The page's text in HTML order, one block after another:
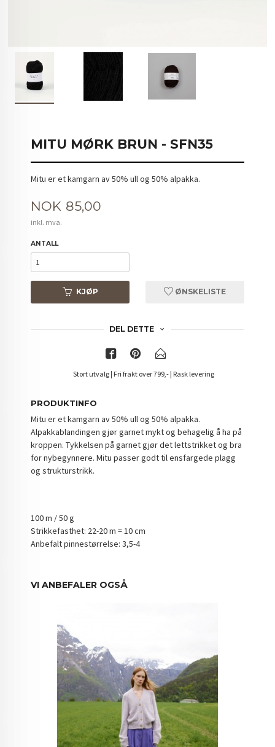
MITU MØRK BRUN - SFN35
Mitu er et kamgarn av 50% ull og 50% alpakka.
Pris
NOK 85,00
inkl. mva.
ANTALL
KJØP ØNSKELISTE
DEL DETTE
Stort utvalg | Fri frakt over 799,- | Rask levering
PRODUKTINFO
Mitu er et kamgarn av 50% ull og 50% alpakka.
Alpakkablandingen gjør garnet mykt og behagelig å ha på
kroppen. Tykkelsen på garnet gjør det lettstrikket og bra
for nybegynnere. Mitu passer godt til ensfargede plagg
og strukturstrikk.
100 m / 50 g
Strikkefasthet: 22-20 m = 10 cm
Anbefalt pinnestørrelse: 3,5-4
VI ANBEFALER OGSÅ